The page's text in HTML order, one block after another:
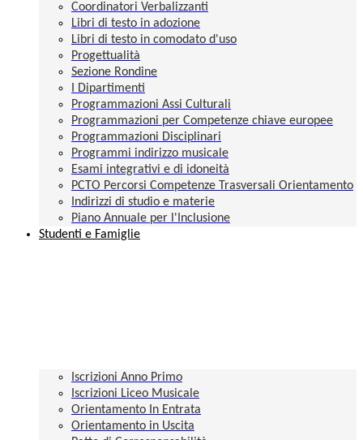
Coordinatori Verbalizzanti
Libri di testo in adozione
Libri di testo in comodato d'uso
Progettualità
Sezione Rondine
I Dipartimenti
Programmazioni Assi Culturali
Programmazioni per Competenze chiave europee
Programmazioni Disciplinari
Programmi indirizzo musicale
Esami integrativi e di idoneità
PCTO Percorsi Competenze Trasversali Orientamento
Indirizzi di studio e materie
Piano Annuale per l'Inclusione
Studenti e Famiglie
Iscrizioni Anno Primo
Iscrizioni Liceo Musicale
Orientamento In Entrata
Orientamento in Uscita